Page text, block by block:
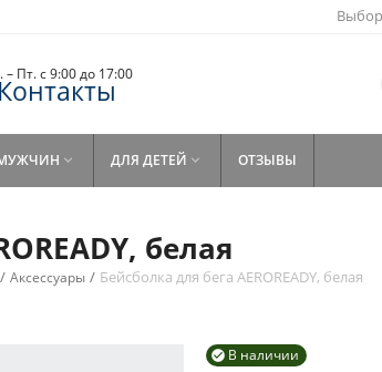
– Пт. с 9:00 до 17:00
 ДЛЯ ДЕТЕЙ  ОТЗЫВЫ
белая
/ Аксессуары / Бейсболка для бега AEROREADY, белая
В наличии
